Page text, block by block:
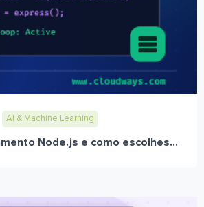
AI & Machine Learning
Node.js e como escolhes...